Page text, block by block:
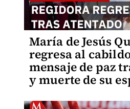
María de Jesús
regresa al
mensaje de paz
y muerte de su